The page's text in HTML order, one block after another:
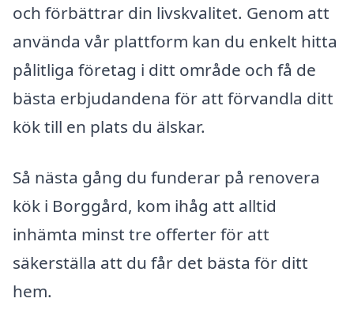
och förbättrar din livskvalitet. Genom att
använda vår plattform kan du enkelt hitta
pålitliga företag i ditt område och få de
bästa erbjudandena för att förvandla ditt
kök till en plats du älskar.
Så nästa gång du funderar på renovera
kök i Borggård, kom ihåg att alltid
inhämta minst tre offerter för att
säkerställa att du får det bästa för ditt
hem.